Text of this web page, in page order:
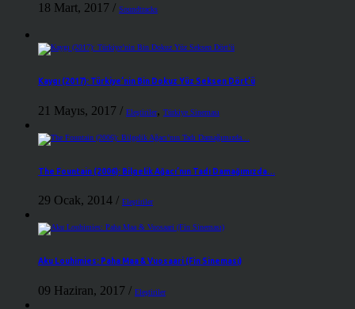
18 Mart, 2017 / Soundtracks
Kaygı (2017): Türkiye’nin Bin Dokuz Yüz Seksen Dört’ü
21 Mayıs, 2017 / Eleştiriler, Türkiye Sineması
The Fountain (2006): Bilgelik Ağacı’nın Tadı Damağımızda…
29 Ocak, 2014 / Eleştiriler
Aku Louhimies: Paha Maa & Vuosaari (Fin Sineması)
09 Haziran, 2017 / Eleştiriler